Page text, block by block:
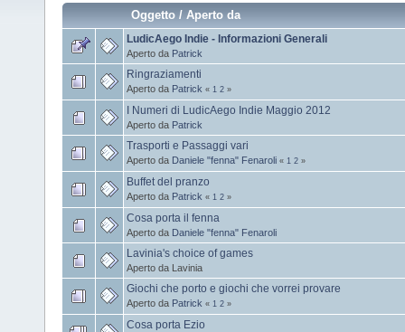
Oggetto /Aperto da
LudicAego Indie - Informazioni Generali
Aperto da Patrick
Ringraziamenti
Aperto da Patrick « 1 2 »
I Numeri di LudicAego Indie Maggio 2012
Aperto da Patrick
Trasporti e Passaggi vari
Aperto da Daniele "fenna" Fenaroli « 1 2 »
Buffet del pranzo
Aperto da Patrick « 1 2 »
Cosa porta il fenna
Aperto da Daniele "fenna" Fenaroli
Lavinia's choice of games
Aperto da Lavinia
Giochi che porto e giochi che vorrei provare
Aperto da Patrick « 1 2 »
Cosa porta Ezio